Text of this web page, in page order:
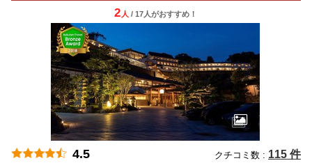
2 人 / 17人がおすすめ！
4.5 クチコミ数 : 115 件